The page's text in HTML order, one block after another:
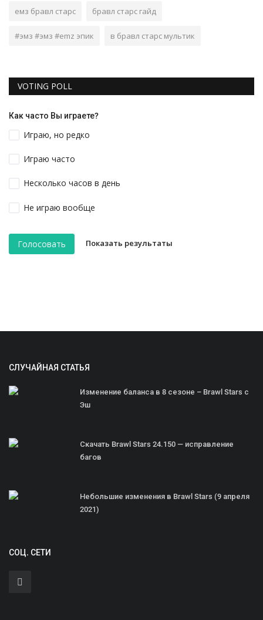
емз бравл старс бравл старс гайд
#эмз #эмз #emz эпик в бравл старс мультик
VOTING POLL
Как часто Вы играете?
Играю, но редко
Играю часто
Несколько часов в день
Не играю вообще
Голосовать Показать результаты
СЛУЧАЙНАЯ СТАТЬЯ
Изменение баланса в 8 сезоне – Brawl Stars с
Эш
Скачать Brawl Stars 24.150 — исправление
багов
Небольшие изменения в Brawl Stars (9 апреля
2021)
СОЦ. СЕТИ